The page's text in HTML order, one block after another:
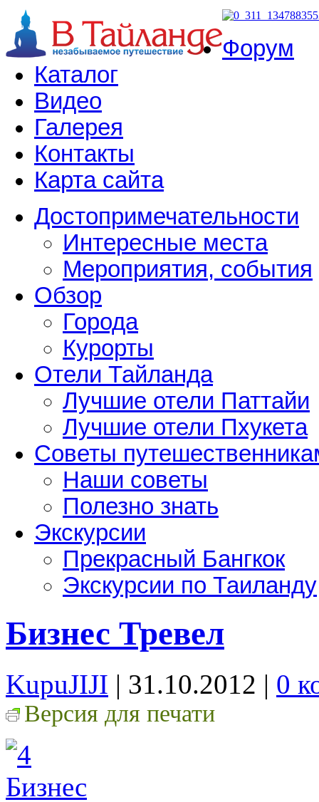
Форум
Каталог
Видео
Галерея
Контакты
Карта сайта
Достопримечательности
Интересные места
Мероприятия, события
Обзор
Города
Курорты
Отели Тайланда
Лучшие отели Паттайи
Лучшие отели Пхукета
Советы
Наши советы
Полезно знать
Экскурсии
Прекрасный Бангкок
Экскурсии по Таиланду
Бизнес Тревел
KupuJIJI | 31.10.2012 | 0
Версия для печати